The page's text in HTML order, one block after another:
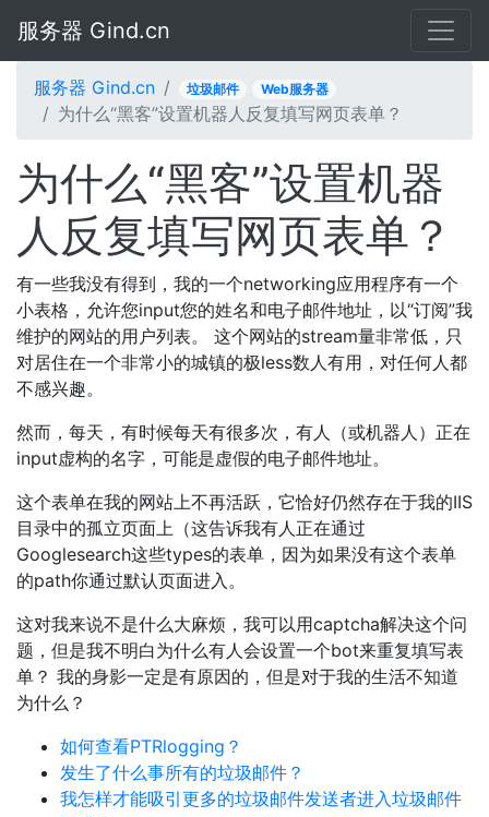
服务器 Gind.cn
服务器 Gind.cn 垃圾邮件 Web服务器
为什么“黑客”设置机器人反复填写网页表单？
为什么“黑客”设置机器
人反复填写网页表单？
有一些我没有得到，我的一个networking应用程序有一个
小表格，允许您input您的姓名和电子邮件地址，以“订阅”我
维护的网站的用户列表。 这个网站的stream量非常低，只
对居住在一个非常小的城镇的极less数人有用，对任何人都
不感兴趣。
然而，每天，有时候每天有很多次，有人（或机器人）正在
input虚构的名字，可能是虚假的电子邮件地址。
这个表单在我的网站上不再活跃，它恰好仍然存在于我的IIS
目录中的孤立页面上（这告诉我有人正在通过
Googlesearch这些types的表单，因为如果没有这个表单
的path你通过默认页面进入。
这对我来说不是什么大麻烦，我可以用captcha解决这个问
题，但是我不明白为什么有人会设置一个bot来重复填写表
单？ 我的身影一定是有原因的，但是对于我的生活不知道
为什么？
如何查看PTRlogging？
发生了什么事所有的垃圾邮件？
我怎样才能吸引更多的垃圾邮件发送者进入垃圾邮件